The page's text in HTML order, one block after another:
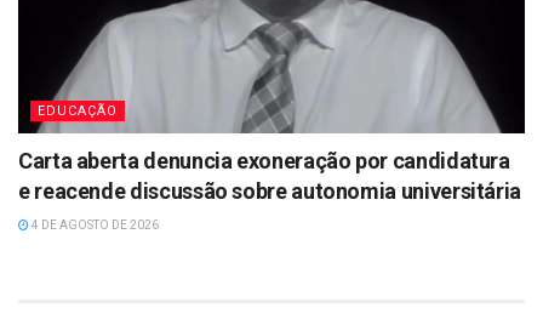
EDUCAÇÃO
Carta aberta denuncia exoneração por candidatura
e reacende discussão sobre autonomia universitária
4 DE AGOSTO DE 2026